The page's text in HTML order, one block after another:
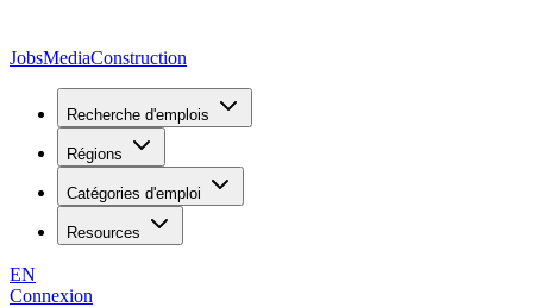
JobsMediaConstruction
Recherche d'emplois
Régions
Catégories d'emploi
Resources
EN
Connexion